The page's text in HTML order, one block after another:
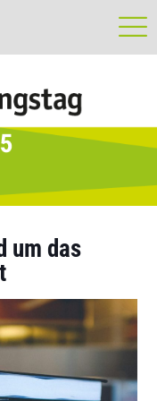
um das